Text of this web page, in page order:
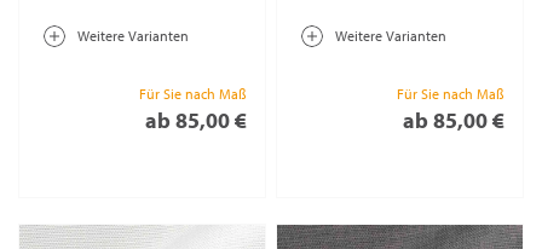
Weitere Varianten
Für Sie nach Maß
ab 85,00 €
Weitere Varianten
Für Sie nach Maß
ab 85,00 €